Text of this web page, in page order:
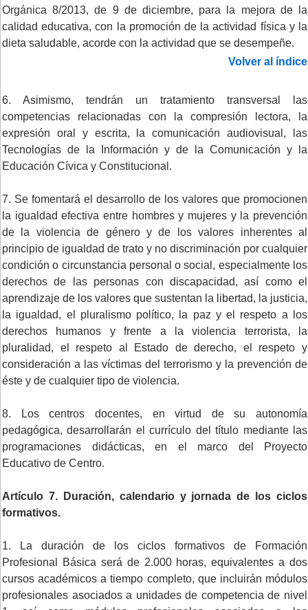
Orgánica 8/2013, de 9 de diciembre, para la mejora de la
calidad educativa, con la promoción de la actividad física y la
dieta saludable, acorde con la actividad que se desempeñe.
Volver al índice
6. Asimismo, tendrán un tratamiento transversal las
competencias relacionadas con la compresión lectora, la
expresión oral y escrita, la comunicación audiovisual, las
Tecnologías de la Información y de la Comunicación y la
Educación Cívica y Constitucional.
7. Se fomentará el desarrollo de los valores que promocionen
la igualdad efectiva entre hombres y mujeres y la prevención
de la violencia de género y de los valores inherentes al
principio de igualdad de trato y no discriminación por cualquier
condición o circunstancia personal o social, especialmente los
derechos de las personas con discapacidad, así como el
aprendizaje de los valores que sustentan la libertad, la justicia,
la igualdad, el pluralismo político, la paz y el respeto a los
derechos humanos y frente a la violencia terrorista, la
pluralidad, el respeto al Estado de derecho, el respeto y
consideración a las víctimas del terrorismo y la prevención de
éste y de cualquier tipo de violencia.
8. Los centros docentes, en virtud de su autonomía
pedagógica, desarrollarán el currículo del título mediante las
programaciones didácticas, en el marco del Proyecto
Educativo de Centro.
Artículo 7. Duración, calendario y jornada de los ciclos
formativos.
1. La duración de los ciclos formativos de Formación
Profesional Básica será de 2.000 horas, equivalentes a dos
cursos académicos a tiempo completo, que incluirán módulos
profesionales asociados a unidades de competencia de nivel